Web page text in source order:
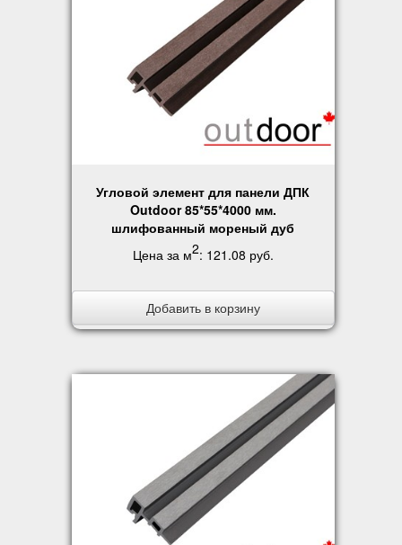
Угловой элемент для панели ДПК
Outdoor 85*55*4000 мм.
шлифованный мореный дуб
Цена за м2: 121.08 руб.
Добавить в корзину